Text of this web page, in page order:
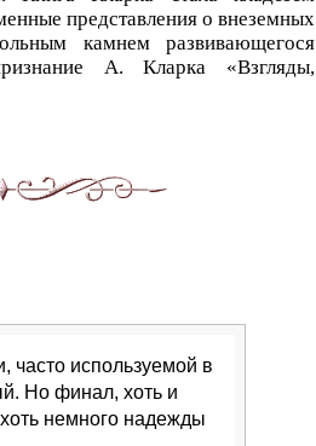
представления о внеземных
камнем развивающегося
А. Кларка «Взгляды,
часто используемой в
Но финал, хоть и
немного надежды